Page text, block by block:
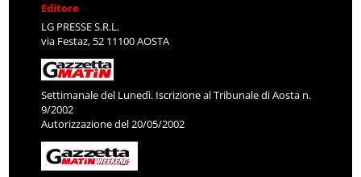
Editore
LG PRESSE S.R.L.
via Festaz, 52 11100 AOSTA
Settimanale del Lunedì. Iscrizione al Tribunale di Aosta n.
9/2002
Autorizzazione del 20/05/2002